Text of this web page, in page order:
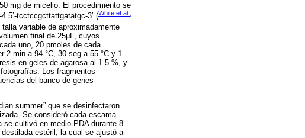
mg de micelio. El procedimiento se
5’-tcctccgcttattgatatgc-3’ (White et al.,
variable de aproximadamente
final de 25µL, cuyos
uno, 20 pmoles de cada
2 min a 94 °C, 30 seg a 55 °C y 1
en geles de agarosa al 1.5 %, y
Los fragmentos
del banco de genes
summer” que se desinfectaron
Se consideró cada escama
se cultivó en medio PDA durante 8
estéril; la cual se ajustó a